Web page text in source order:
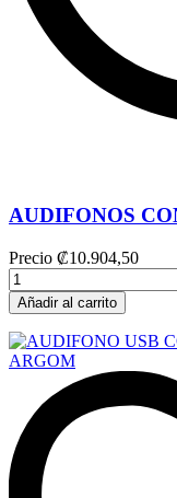
AUDIFONOS
Precio ₡10.904,50
Añadir al carrito